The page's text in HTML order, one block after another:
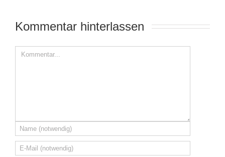
Kommentar hinterlassen